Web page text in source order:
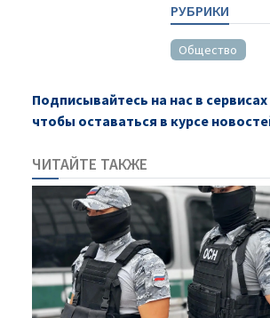
РУБРИКИ
Общество
Подписывайтесь на нас в сервисах
чтобы оставаться в курсе
ЧИТАЙТЕ ТАКЖЕ